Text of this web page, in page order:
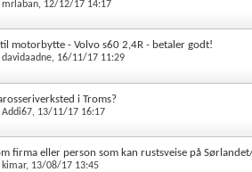
mrlaban, 12/12/17 14:17
motorbytte - Volvo s60 2,4R - betaler godt!
davidaadne, 16/11/17 11:29
i Troms?
Addi67, 13/11/17 16:17
firma eller person som kan rustsveise på
kimar, 13/08/17 13:45